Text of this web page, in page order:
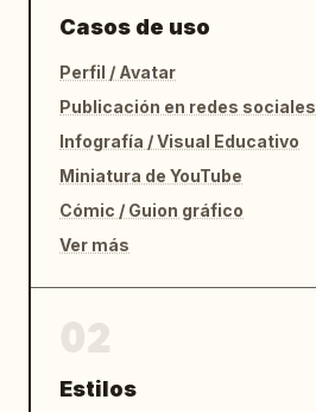
Casos de uso
Perfil / Avatar
Publicación en redes sociales
Infografía / Visual Educativo
Miniatura de YouTube
Cómic / Guion gráfico
Ver más
Estilos